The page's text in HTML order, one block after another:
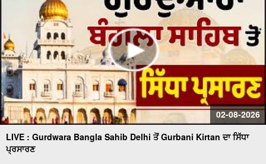
02-08-2026
LIVE : Gurdwara Bangla Sahib Delhi ਤੋਂ Gurbani Kirtan ਦਾ ਸਿੱਧਾ
ਪ੍ਰਸਾਰਣ